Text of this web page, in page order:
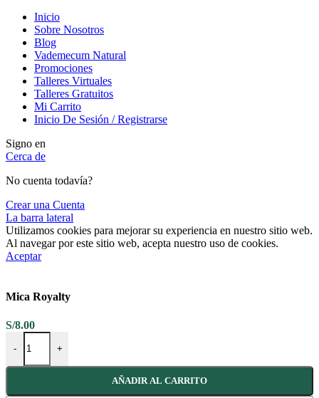
Inicio
Sobre Nosotros
Blog
Vademecum Natural
Promociones
Talleres Virtuales
Talleres Gratuitos
Mi Carrito
Inicio De Sesión / Registrarse
Signo en
Cerca de
No cuenta todavía?
Crear una Cuenta
La barra lateral
Utilizamos cookies para mejorar su experiencia en nuestro sitio web.
Al navegar por este sitio web, acepta nuestro uso de cookies.
Aceptar
Mica Royalty
S/8.00
-
Mica Royalty cantidad
+
AÑADIR AL CARRITO